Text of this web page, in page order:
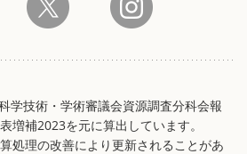
学技術・学術審議会資源調査分科会報
増補2023を元に算出しています。
処理の改善により更新されることがあ